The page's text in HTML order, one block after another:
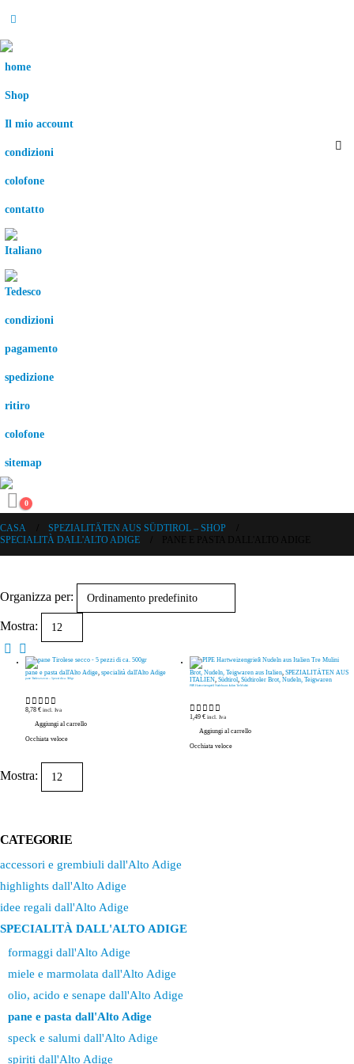
home
Shop
Il mio account
condizioni
colofone
contatto
condizioni
pagamento
spedizione
ritiro
colofone
sitemap
0
CASA
SPEZIALITÄTEN AUS SÜDTIROL – SHOP
SPECIALITÀ DALL'ALTO ADIGE
Organizza per:
Mostra:
pane e pasta dall'Alto Adige, specialità dall'Alto Adige
pane Tirolese secco – 5 pezzi di ca. 500gr
0Su 5
8,78 € incl. Iva
Aggiungi al carrello
Occhiata veloce
Brot, Nudeln, Teigwaren aus Italien, SPEZIALITÄTEN AUS
ITALIEN, Südtirol, Südtiroler Brot, Nudeln, Teigwaren
PIPE Hartweizengrieß Nudeln aus Italien Tre Mulini
0Su 5
1,49 € incl. Iva
Aggiungi al carrello
Occhiata veloce
Mostra:
CATEGORIE
accessori e grembiuli dall'Alto Adige
highlights dall'Alto Adige
idee regali dall'Alto Adige
SPECIALITÀ DALL'ALTO ADIGE
formaggi dall'Alto Adige
miele e marmolata dall'Alto Adige
olio, acido e senape dall'Alto Adige
pane e pasta dall'Alto Adige
speck e salumi dall'Alto Adige
spiriti dall'Alto Adige